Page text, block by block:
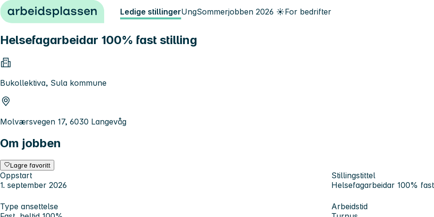
Hopp til innhold Ledige stillingerUngSommerjobben 2026 ☀️For bedrifter
Helsefagarbeidar 100% fast stilling
Bukollektiva, Sula kommune
Molværsvegen 17, 6030 Langevåg
Om jobben
Lagre favoritt
Oppstart
1. september 2026
Stillingstittel
Helsefagarbeidar 100%
Type ansettelse
Arbeidstid